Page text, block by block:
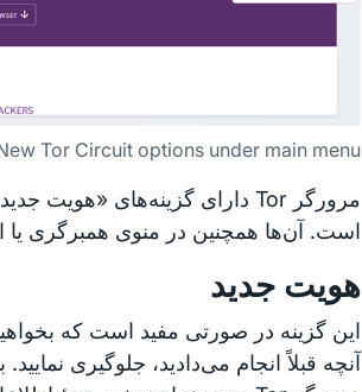
Tor Circuit options under main menu
است. آن‌ها همچنین در منوی همبرگری یا
هویت جدید
این گزینه در صورتی مفید است که
آنچه قبلاً انجام می‌دادید، جلوگیری نمایید.